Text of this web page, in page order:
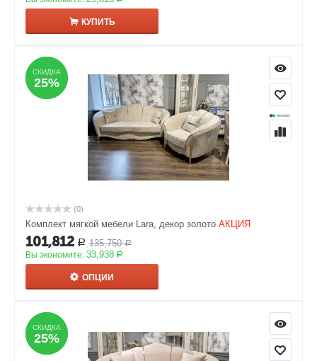
КУПИТЬ
СКИДКА
25%
СКИДКА
25%
(0)
Комплект мягкой мебели Lara, декор золото АКЦИЯ
101,812 Р 135,750 Р
Вы экономите: 33,938 Р
ОПЦИИ
СКИДКА
25%
СКИДКА
25%